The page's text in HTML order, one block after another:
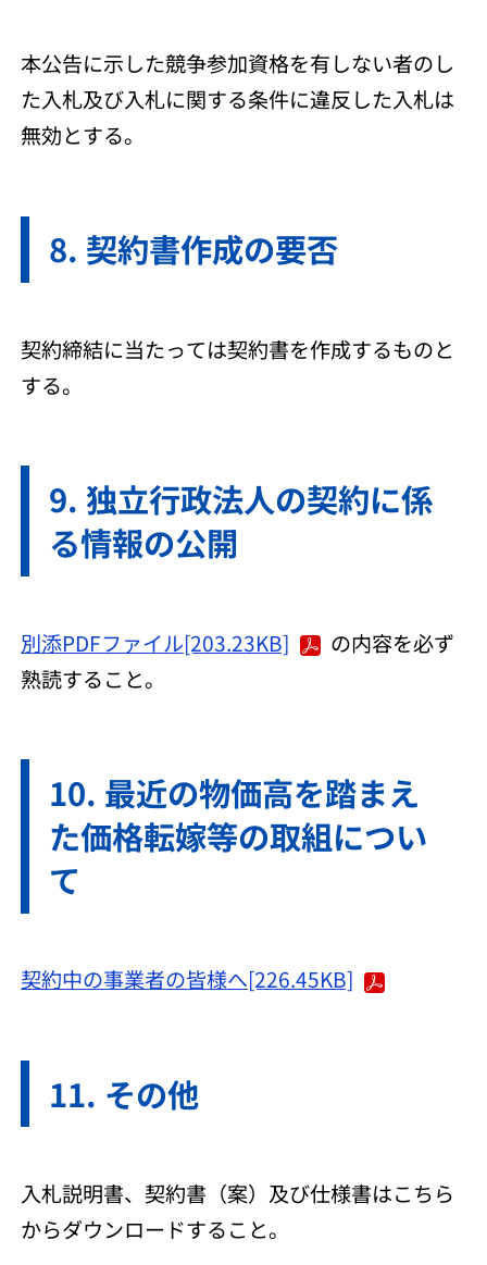
本公告に示した競争参加資格を有しない者のし
た入札及び入札に関する条件に違反した入札は
無効とする。
契約書作成の要否
契約締結に当たっては契約書を作成するものと
する。
独立行政法人の契約に係
る情報の公開
別添PDFファイル[203.23KB]
の内容を必ず
熟読すること。
最近の物価高を踏まえ
た価格転嫁等の取組につい
て
契約中の事業者の皆様へ[226.45KB]
その他
入札説明書、契約書（案）及び仕様書はこちら
からダウンロードすること。